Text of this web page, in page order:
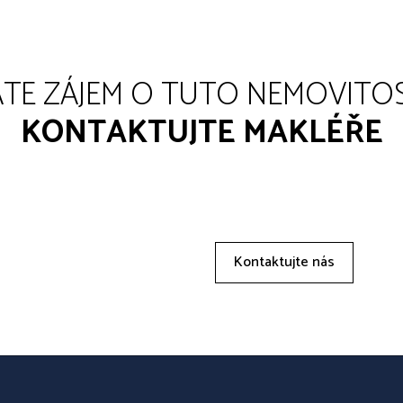
ZÁJEM O TUTO
KONTAKTUJTE MAKLÉŘE
Kontaktujte nás